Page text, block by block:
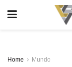
Home Mundo